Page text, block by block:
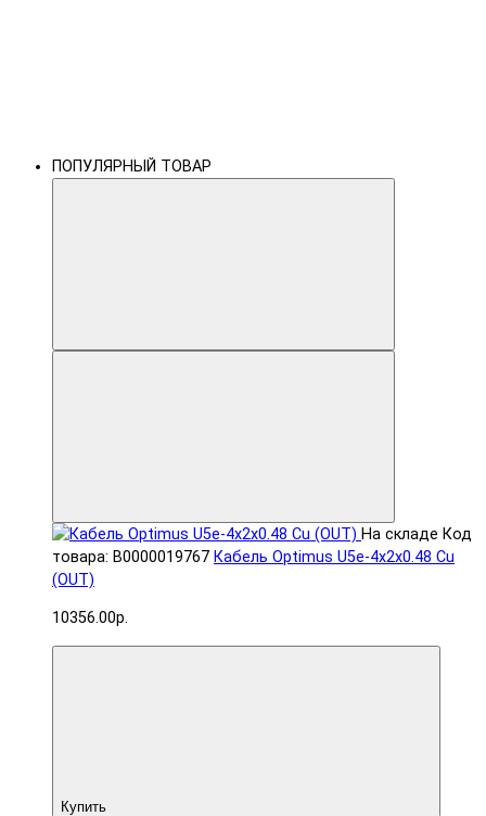
ПОПУЛЯРНЫЙ ТОВАР
На складе Код
товара: В0000019767 Кабель Optimus U5e-4x2x0.48 Cu
(OUT)
10356.00р.
Купить